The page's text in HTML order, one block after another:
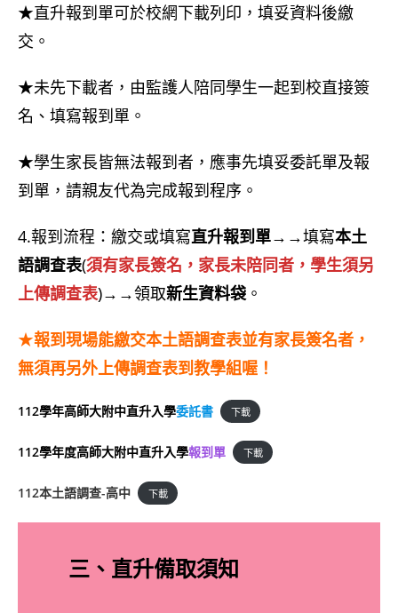
★直升報到單可於校網下載列印，填妥資料後繳
交。
★未先下載者，由監護人陪同學生一起到校直接簽
名、填寫報到單。
★學生家長皆無法報到者，應事先填妥委託單及報
到單，請親友代為完成報到程序。
4.報到流程：繳交或填寫直升報到單→→填寫本土
語調查表(須有家長簽名，家長未陪同者，學生須另
上傳調查表)→→領取新生資料袋 。
★報到現場能繳交本土語調查表並有家長簽名者，
無須再另外上傳調查表到教學組喔！
112學年高師大附中直升入學委託書 下載
112學年度高師大附中直升入學報到單 下載
112本土語調查-高中 下載
三、直升備取須知